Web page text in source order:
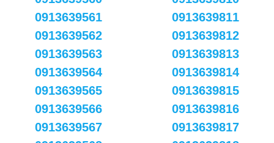
0913639561
0913639562
0913639563
0913639564
0913639565
0913639566
0913639567
0913639811
0913639812
0913639813
0913639814
0913639815
0913639816
0913639817